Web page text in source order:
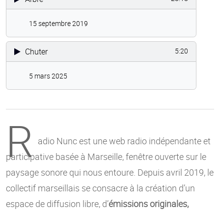
15 septembre 2019
Chuter 5:20
5 mars 2025
R adio Nunc est une web radio indépendante et
participative basée à Marseille, fenêtre ouverte sur le
paysage sonore qui nous entoure. Depuis avril 2019, le
collectif marseillais se consacre à la création d’un
espace de diffusion libre, d’émissions originales,